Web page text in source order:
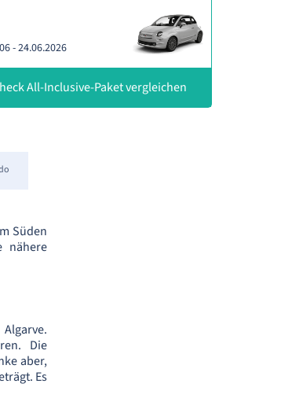
- 24.06.2026
All-Inclusive-Paket vergleichen
Süden
nähere
Die
aber,
Es